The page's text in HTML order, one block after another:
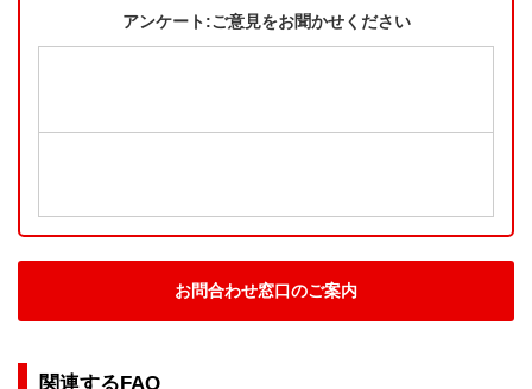
アンケート:ご意見をお聞かせください
お問合わせ窓口のご案内
関連するFAQ